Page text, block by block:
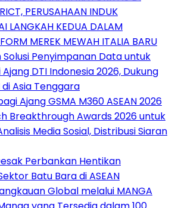
PERUSAHAAN INDUK
LANGKAH KEDUA DALAM
MEREK MEWAH ITALIA BARU
Solusi Penyimpanan Data untuk
DTI Indonesia 2026, Dukung
Asia Tenggara
Ajang GSMA M360 ASEAN 2026
Breakthrough Awards 2026 untuk
Media Sosial, Distribusi Siaran
Perbankan Hentikan
Batu Bara di ASEAN
Global melalui MANGA